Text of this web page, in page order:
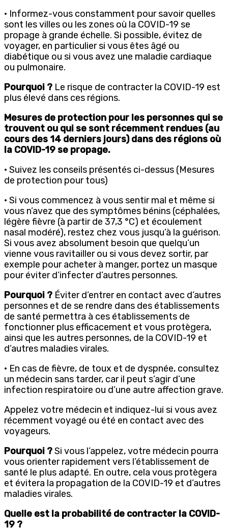
· Informez-vous constamment pour savoir quelles
sont les villes ou les zones où la COVID-19 se
propage à grande échelle. Si possible, évitez de
voyager, en particulier si vous êtes âgé ou
diabétique ou si vous avez une maladie cardiaque
ou pulmonaire.
Pourquoi ? Le risque de contracter la COVID-19 est
plus élevé dans ces régions.
Mesures de protection pour les personnes qui se
trouvent ou qui se sont récemment rendues (au
cours des 14 derniers jours) dans des régions où
la COVID-19 se propage.
· Suivez les conseils présentés ci-dessus (Mesures
de protection pour tous)
· Si vous commencez à vous sentir mal et même si
vous n’avez que des symptômes bénins (céphalées,
légère fièvre (à partir de 37,3 °C) et écoulement
nasal modéré), restez chez vous jusqu’à la guérison.
Si vous avez absolument besoin que quelqu’un
vienne vous ravitailler ou si vous devez sortir, par
exemple pour acheter à manger, portez un masque
pour éviter d’infecter d’autres personnes.
Pourquoi ? Éviter d’entrer en contact avec d’autres
personnes et de se rendre dans des établissements
de santé permettra à ces établissements de
fonctionner plus efficacement et vous protègera,
ainsi que les autres personnes, de la COVID-19 et
d’autres maladies virales.
· En cas de fièvre, de toux et de dyspnée, consultez
un médecin sans tarder, car il peut s’agir d’une
infection respiratoire ou d’une autre affection grave.
Appelez votre médecin et indiquez-lui si vous avez
récemment voyagé ou été en contact avec des
voyageurs.
Pourquoi ?Si vous l’appelez, votre médecin pourra
vous orienter rapidement vers l’établissement de
santé le plus adapté. En outre, cela vous protègera
et évitera la propagation de la COVID-19 et d’autres
maladies virales.
Quelle est la probabilité de contracter la COVID-
19 ?